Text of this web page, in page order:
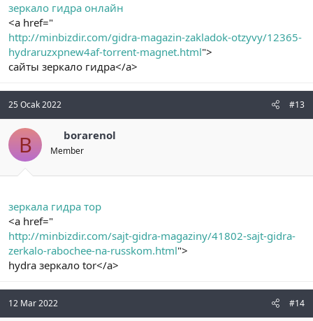
зеркало гидра онлайн
<a href="
http://minbizdir.com/gidra-magazin-zakladok-otzyvy/12365-
hydraruzxpnew4af-torrent-magnet.html">
сайты зеркало гидра</a>
25 Ocak 2022 #13
B borarenol
Member
зеркала гидра тор
<a href="
http://minbizdir.com/sajt-gidra-magaziny/41802-sajt-gidra-
zerkalo-rabochee-na-russkom.html">
hydra зеркало tor</a>
12 Mar 2022 #14